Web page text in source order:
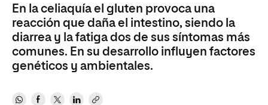
En la celiaquía el gluten provoca una
reacción que daña el intestino, siendo la
diarrea y la fatiga dos de sus síntomas más
comunes. En su desarrollo influyen factores
genéticos y ambientales.